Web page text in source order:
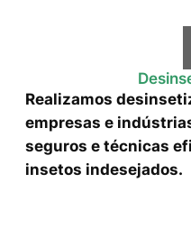
Realizamos
empresas e
seguros e técnicas
insetos indesejados.